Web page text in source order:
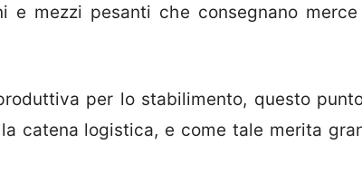
e mezzi pesanti che consegnano
per lo stabilimento, questo
catena logistica, e come tale merita